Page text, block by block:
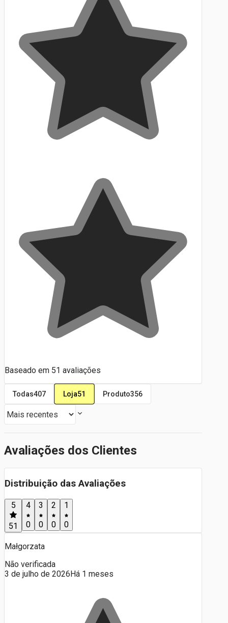
Baseado em 51 avaliações
Todas407 Loja51 Produto356
Avaliações dos Clientes
Distribuição das Avaliações
5
51
4
0
3
0
2
0
1
0
Małgorzata
Não verificada
3 de julho de 2026Há 1 meses